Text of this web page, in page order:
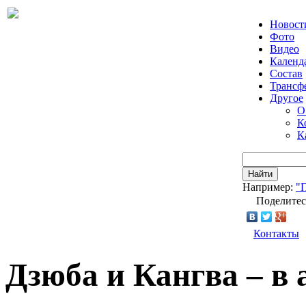
Фото
Видео
Состав
Другое
О
Найти
Например:
Контакты
Дзюба и Кангва – в